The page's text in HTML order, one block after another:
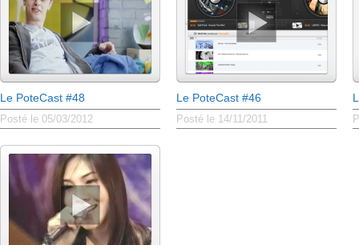
Le PoteCast #48
Posté le 05/03/2012
Le PoteCast #46
Posté le 14/11/2011